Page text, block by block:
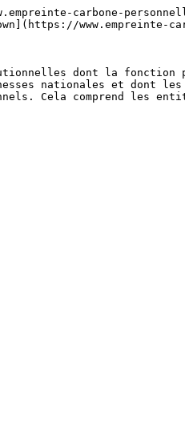
carbone-
www.empreinte-
dont la fonction
nationales et dont
Cela comprend les